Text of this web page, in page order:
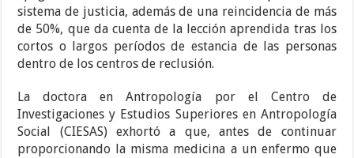
sistema de justicia, además de una reincidencia de más
de 50%, que da cuenta de la lección aprendida tras los
cortos o largos períodos de estancia de las personas
dentro de los centros de reclusión.
La doctora en Antropología por el Centro de
Investigaciones y Estudios Superiores en Antropología
Social (CIESAS) exhortó a que, antes de continuar
proporcionando la misma medicina a un enfermo que